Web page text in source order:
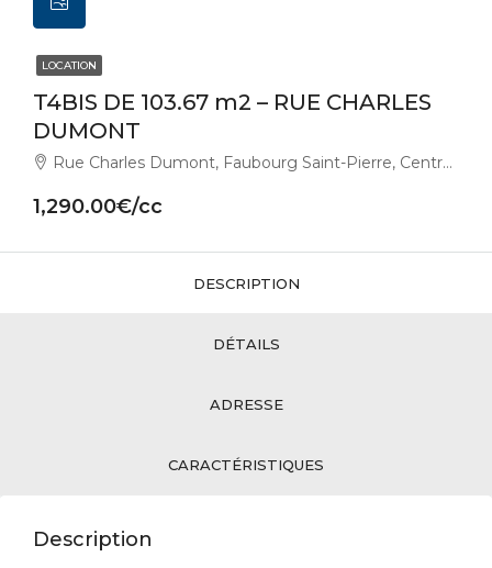
LOCATION
T4BIS DE 103.67 m2 – RUE CHARLES
DUMONT
Rue Charles Dumont, Faubourg Saint-Pierre, Centre-Ville, Dijon, Côte-d'Or, Bourgogne-Franche-Comté, France métropolitaine, 21000, France
1,290.00€/cc
DESCRIPTION
DÉTAILS
ADRESSE
CARACTÉRISTIQUES
Description